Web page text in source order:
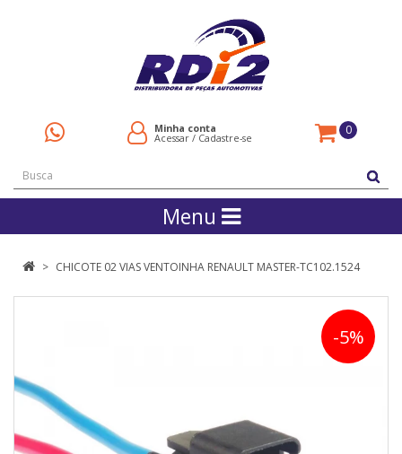
Minha conta
Acessar / Cadastre-se
0
Menu
CHICOTE 02 VIAS VENTOINHA RENAULT MASTER-TC102.1524
-5%